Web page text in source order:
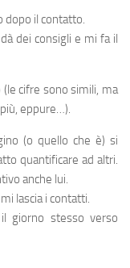
dopo il contatto.
dei consigli e mi fa il
(le cifre sono simili, ma
eppure…).
(o quello che è) si
quantificare ad altri.
anche lui.
lascia i contatti.
giorno stesso verso